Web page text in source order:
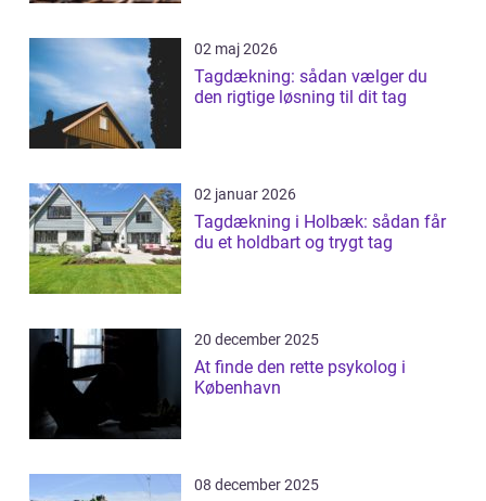
02 maj 2026
Tagdækning: sådan vælger du
den rigtige løsning til dit tag
02 januar 2026
Tagdækning i Holbæk: sådan får
du et holdbart og trygt tag
20 december 2025
At finde den rette psykolog i
København
08 december 2025